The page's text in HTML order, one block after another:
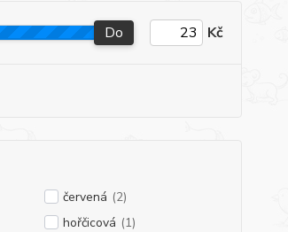
Do Kč
červená (2)
hořčicová (1)